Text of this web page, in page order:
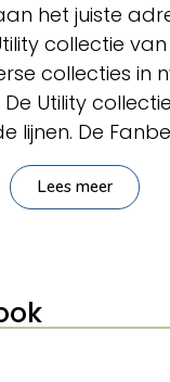
het juiste
collectie van
collecties in
Utility
lijnen. De
tot
of Boxer.
niet
Rogz for Dogz
Lees meer